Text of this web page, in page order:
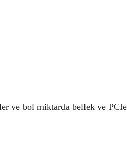
ve bol miktarda bellek ve